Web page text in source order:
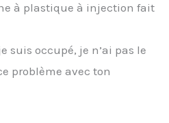
à plastique à injection fait
suis occupé, je n’ai pas le
problème avec ton